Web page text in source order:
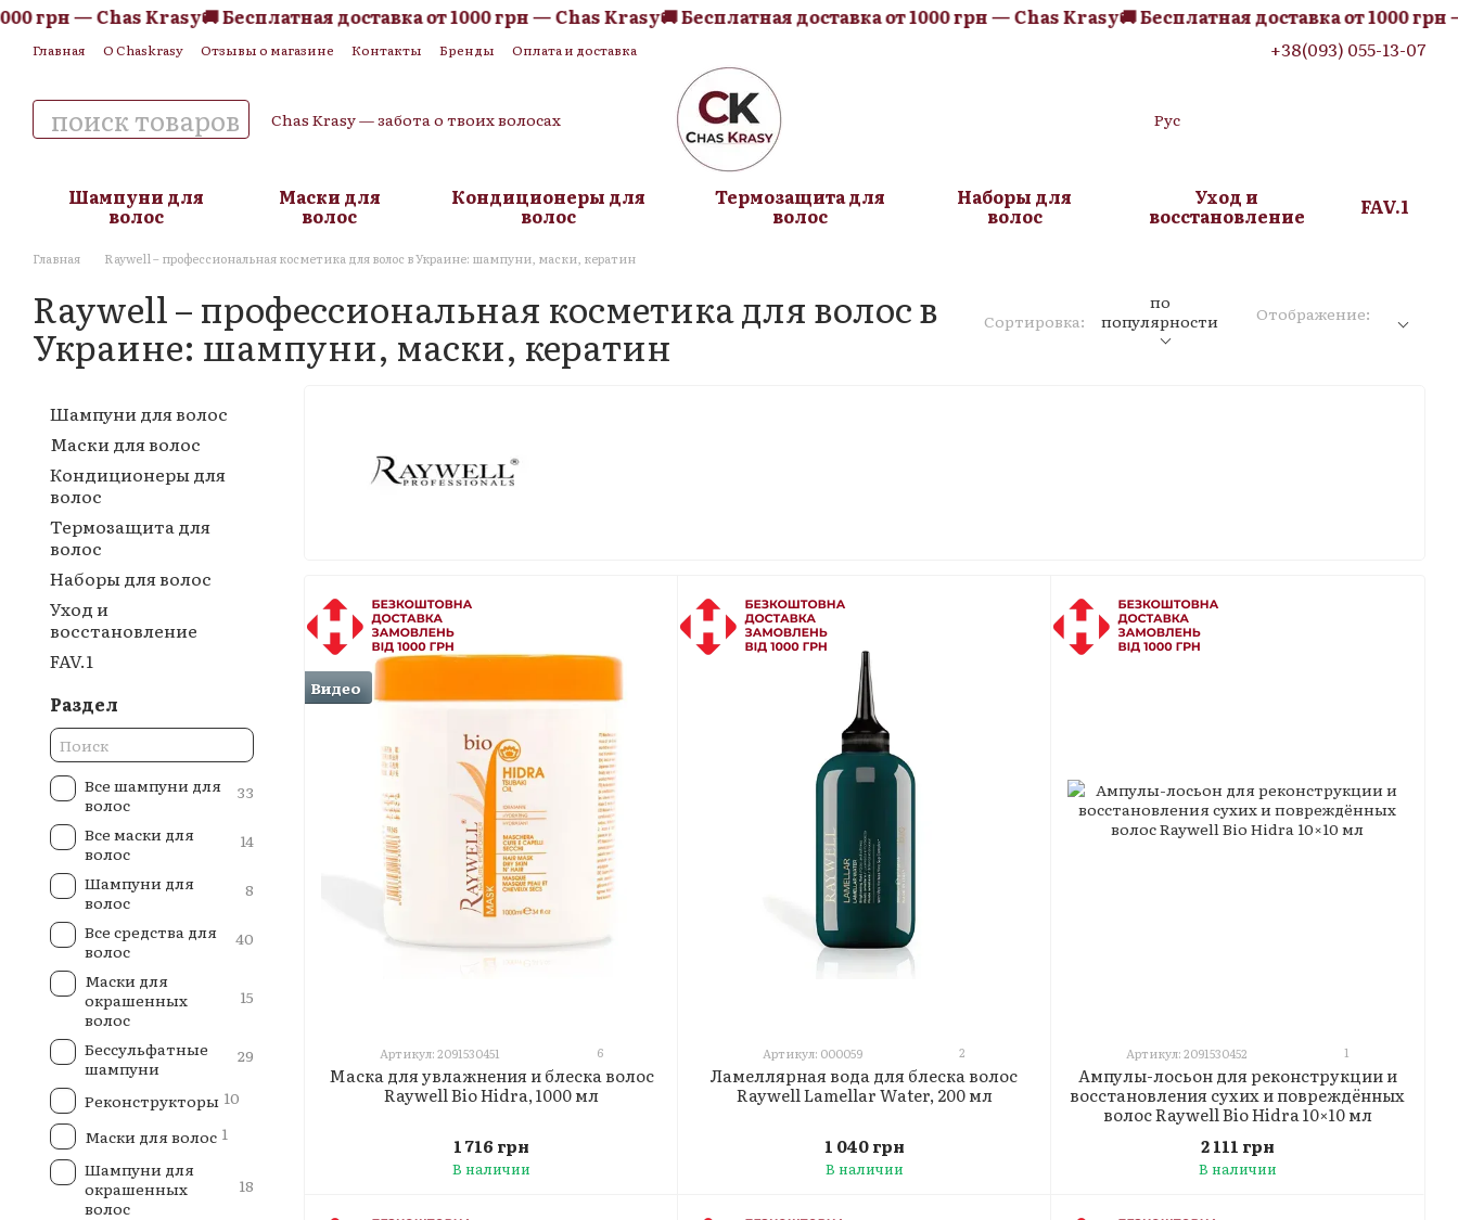
Перейти к основному контенту
— Chas Krasy🚚 Бесплатная доставка от 1000 грн — Chas Krasy🚚 Бесплатная доставка от 1000 грн — Chas Krasy🚚 Бесплатная доставка от 1000 грн —
Главная О Chaskrasy Отзывы о магазине Контакты Бренды
Оплата и доставка
+38(093) 055-13-07
Chas Krasy — забота о твоих волосах Рус
Шампуни для
волос
Маски для
волос
Кондиционеры для
волос
Термозащита для
волос
Наборы для
волос
Уход и
восстановление FAV.1
Главная Raywell – профессиональная косметика для волос в Украине: шампуни, маски, кератин
Raywell – профессиональная косметика для волос в
Украине: шампуни, маски, кератин Сортировка:
по
популярности
Отображение:
Видео
Артикул: 2091530451 6
Маска для увлажнения и блеска волос
Raywell Bio Hidra, 1000 мл
1 716 грн
В наличии
Артикул: 000059 2
Ламеллярная вода для блеска волос
Raywell Lamellar Water, 200 мл
1 040 грн
В наличии
Артикул: 2091530452 1
Ампулы-лосьон для реконструкции и
восстановления сухих и повреждённых
волос Raywell Bio Hidra 10×10 мл
2 111 грн
В наличии
Шампуни для волос
Маски для волос
Кондиционеры для
волос
Термозащита для
волос
Наборы для волос
Уход и
восстановление
FAV.1
Раздел
Все шампуни для
волос
33
Все маски для
волос
14
Шампуни для
волос
8
Все средства для
волос
40
Маски для
окрашенных
волос
15
Бессульфатные
шампуни
29
Реконструкторы 10
Маски для волос 1
Шампуни для
окрашенных
волос
18